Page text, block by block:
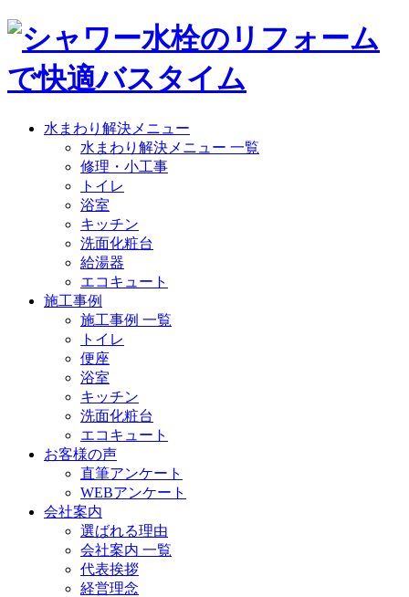
水まわり解決メニュー
水まわり解決メニュー 一覧
修理・小工事
トイレ
浴室
キッチン
洗面化粧台
給湯器
エコキュート
施工事例
施工事例 一覧
トイレ
便座
浴室
キッチン
洗面化粧台
エコキュート
お客様の声
直筆アンケート
WEBアンケート
会社案内
選ばれる理由
会社案内 一覧
代表挨拶
経営理念